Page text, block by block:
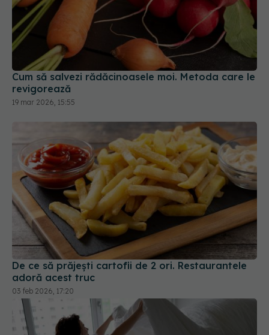
Cum să salvezi rădăcinoasele moi. Metoda care le
revigorează
19 mar 2026, 15:55
De ce să prăjești cartofii de 2 ori. Restaurantele
adoră acest truc
03 feb 2026, 17:20